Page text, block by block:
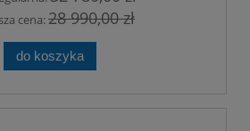
cena:28 990,00 zł
do koszyka